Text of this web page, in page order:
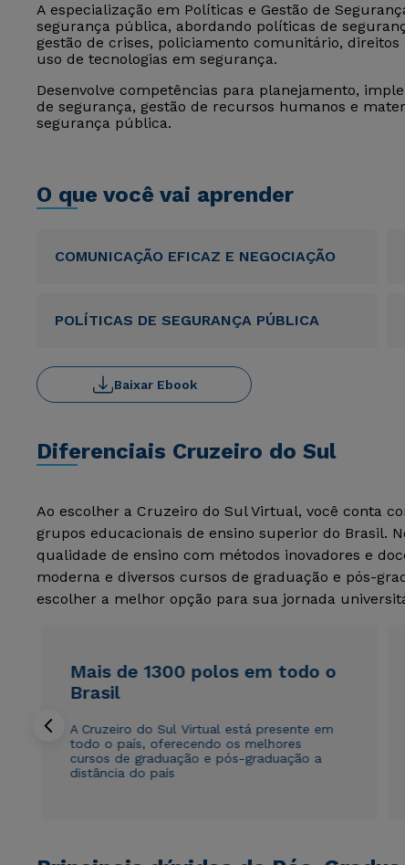
A especialização em Políticas e Gestão de
segurança pública, abordando políticas de
gestão de crises, policiamento comunitário,
uso de tecnologias em segurança.
Desenvolve competências para planejamento,
de segurança, gestão de recursos humanos e
segurança pública.
O que você vai aprender
COMUNICAÇÃO EFICAZ E NEGOCIAÇÃO
POLÍTICAS DE SEGURANÇA PÚBLICA
Baixar Ebook
Diferenciais Cruzeiro do Sul
Ao escolher a Cruzeiro do Sul Virtual, você conta
grupos educacionais de ensino superior do Brasil.
qualidade de ensino com métodos inovadores e
moderna e diversos cursos de graduação e pós-
escolher a melhor opção para sua jornada
Mais de 1300 polos em todo o
Brasil
A Cruzeiro do Sul Virtual está presente em
todo o país, oferecendo os melhores
cursos de graduação e pós-graduação a
distância do país